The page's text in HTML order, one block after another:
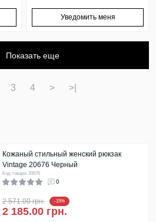
Уведомить меня
Показать еще
3 4 > >|
Кожаный стильный женский рюкзак
Vintage 20676 Черный
Код товара: 20676
0
2 571.00 грн. -15%
2 185.00 грн.